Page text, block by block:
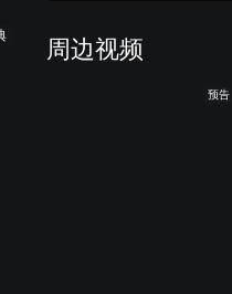
周边视频
预告